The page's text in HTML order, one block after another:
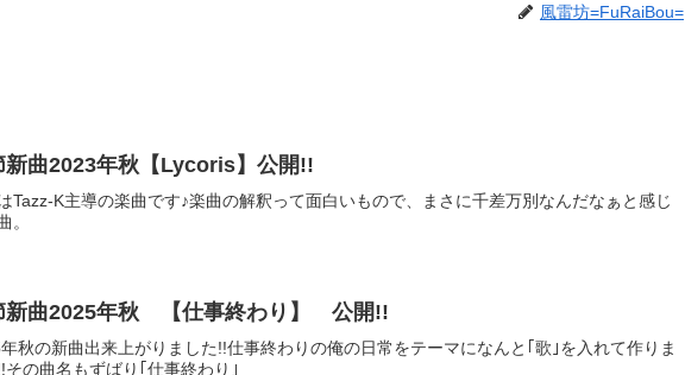
風雷坊=FuRaiBou=
新曲2023年秋【Lycoris】公開!!
Tazz-K主導の楽曲です♪楽曲の解釈って面白いもので、まさに千差万別なんだなぁと感じ
。
新曲2025年秋 【仕事終わり】 公開!!
秋の新曲出来上がりました!!仕事終わりの俺の日常をテーマになんと｢歌｣を入れて作りま
その曲名もずばり｢仕事終わり｣